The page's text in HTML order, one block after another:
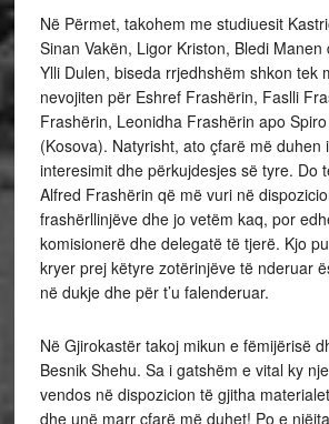
Në Përmet, takohem me studiuesit
Sinan Vakën, Ligor Kriston, Bledi
Ylli Dulen, biseda rrjedhshëm shkon tek
nevojiten për Eshref Frashërin, Faslli
Frashërin, Leonidha Frashërin apo
(Kosova). Natyrisht, ato çfarë më duhen
interesimit dhe përkujdesjes së tyre. Do
Alfred Frashërin që më vuri në
frashërllinjëve dhe jo vetëm kaq, por
komisionerë dhe delegatë të tjerë. Kjo
kryer prej këtyre zotërinjëve të nderuar
në dukje dhe për t’u falenderuar.
Në Gjirokastër takoj mikun e fëmijërisë
Besnik Shehu. Sa i gatshëm e vital ky
vendos në dispozicion të gjitha
dhe unë marr çfarë më duhet! Po e